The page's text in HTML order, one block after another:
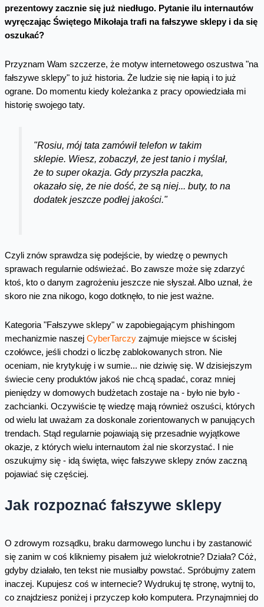
prezentowy zacznie się już niedługo. Pytanie ilu internautów
wyręczając Świętego Mikołaja trafi na fałszywe sklepy i da się
oszukać?
Przyznam Wam szczerze, że motyw internetowego oszustwa "na
fałszywe sklepy" to już historia. Że ludzie się nie łapią i to już
ograne. Do momentu kiedy koleżanka z pracy opowiedziała mi
historię swojego taty.
"Rosiu, mój tata zamówił telefon w takim
sklepie. Wiesz, zobaczył, że jest tanio i myślał,
że to super okazja. Gdy przyszła paczka,
okazało się, że nie dość, że są niej... buty, to na
dodatek jeszcze podłej jakości."
Czyli znów sprawdza się podejście, by wiedzę o pewnych
sprawach regularnie odświeżać. Bo zawsze może się zdarzyć
ktoś, kto o danym zagrożeniu jeszcze nie słyszał. Albo uznał, że
skoro nie zna nikogo, kogo dotknęło, to nie jest ważne.
Kategoria "Fałszywe sklepy" w zapobiegającym phishingom
mechanizmie naszej CyberTarczyzajmuje miejsce w ścisłej
czołówce, jeśli chodzi o liczbę zablokowanych stron. Nie
oceniam, nie krytykuję i w sumie... nie dziwię się. W dzisiejszym
świecie ceny produktów jakoś nie chcą spadać, coraz mniej
pieniędzy w domowych budżetach zostaje na - było nie było -
zachcianki. Oczywiście tę wiedzę mają również oszuści, których
od wielu lat uważam za doskonale zorientowanych w panujących
trendach. Stąd regularnie pojawiają się przesadnie wyjątkowe
okazje, z których wielu internautom żal nie skorzystać. I nie
oszukujmy się - idą święta, więc fałszywe sklepy znów zaczną
pojawiać się częściej.
Jak rozpoznać fałszywe sklepy
O zdrowym rozsądku, braku darmowego lunchu i by zastanowić
się zanim w coś klikniemy pisałem już wielokrotnie? Działa? Cóż,
gdyby działało, ten tekst nie musiałby powstać. Spróbujmy zatem
inaczej. Kupujesz coś w internecie? Wydrukuj tę stronę, wytnij to,
co znajdziesz poniżej i przyczep koło komputera. Przynajmniej do